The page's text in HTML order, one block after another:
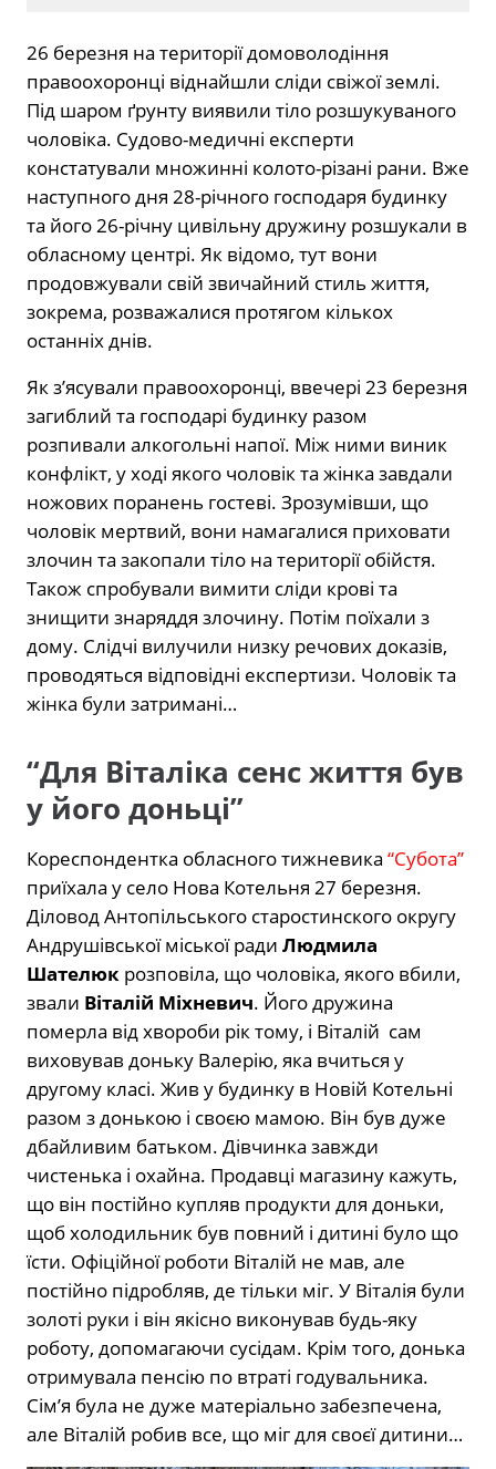
26 березня на території домоволодіння
правоохоронці віднайшли сліди свіжої землі.
Під шаром ґрунту виявили тіло розшукуваного
чоловіка. Судово-медичні експерти
констатували множинні колото-різані рани. Вже
наступного дня 28-річного господаря будинку
та його 26-річну цивільну дружину розшукали в
обласному центрі. Як відомо, тут вони
продовжували свій звичайний стиль життя,
зокрема, розважалися протягом кількох
останніх днів.
Як з’ясували правоохоронці, ввечері 23 березня
загиблий та господарі будинку разом
розпивали алкогольні напої. Між ними виник
конфлікт, у ході якого чоловік та жінка завдали
ножових поранень гостеві. Зрозумівши, що
чоловік мертвий, вони намагалися приховати
злочин та закопали тіло на території обійстя.
Також спробували вимити сліди крові та
знищити знаряддя злочину. Потім поїхали з
дому. Слідчі вилучили низку речових доказів,
проводяться відповідні експертизи. Чоловік та
жінка були затримані…
“Для Віталіка сенс життя був
у його доньці”
Кореспондентка обласного тижневика “Субота”
приїхала у село Нова Котельня 27 березня.
Діловод Антопільського старостинского округу
Андрушівської міської ради Людмила
Шателюк розповіла, що чоловіка, якого вбили,
звали Віталій Міхневич. Його дружина
померла від хвороби рік тому, і Віталій сам
виховував доньку Валерію, яка вчиться у
другому класі. Жив у будинку в Новій Котельні
разом з донькою і своєю мамою. Він був дуже
дбайливим батьком. Дівчинка завжди
чистенька і охайна. Продавці магазину кажуть,
що він постійно купляв продукти для доньки,
щоб холодильник був повний і дитині було що
їсти. Офіційної роботи Віталій не мав, але
постійно підробляв, де тільки міг. У Віталія були
золоті руки і він якісно виконував будь-яку
роботу, допомагаючи сусідам. Крім того, донька
отримувала пенсію по втраті годувальника.
Сім’я була не дуже матеріально забезпечена,
але Віталій робив все, що міг для своєї дитини…